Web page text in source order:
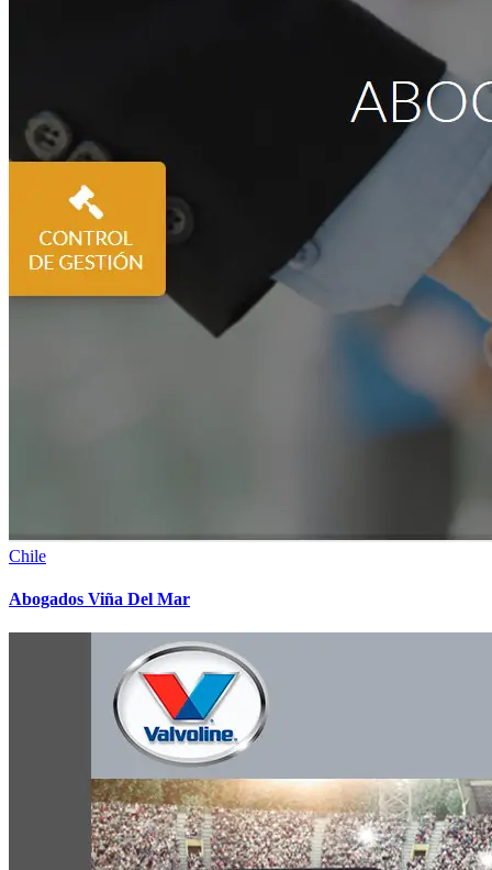
Chile
Abogados Viña Del Mar